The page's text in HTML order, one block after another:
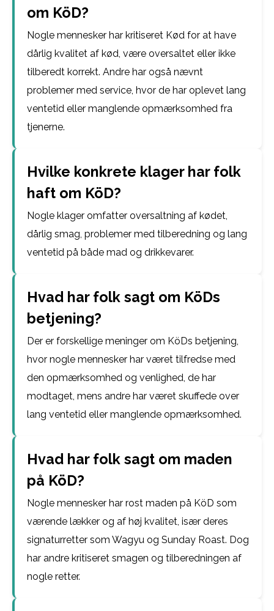
om KöD?
Nogle mennesker har kritiseret Kød for at have
dårlig kvalitet af kød, være oversaltet eller ikke
tilberedt korrekt. Andre har også nævnt
problemer med service, hvor de har oplevet lang
ventetid eller manglende opmærksomhed fra
tjenerne.
Hvilke konkrete klager har folk
haft om KöD?
Nogle klager omfatter oversaltning af kødet,
dårlig smag, problemer med tilberedning og lang
ventetid på både mad og drikkevarer.
Hvad har folk sagt om KöDs
betjening?
Der er forskellige meninger om KöDs betjening,
hvor nogle mennesker har været tilfredse med
den opmærksomhed og venlighed, de har
modtaget, mens andre har været skuffede over
lang ventetid eller manglende opmærksomhed.
Hvad har folk sagt om maden
på KöD?
Nogle mennesker har rost maden på KöD som
værende lækker og af høj kvalitet, især deres
signaturretter som Wagyu og Sunday Roast. Dog
har andre kritiseret smagen og tilberedningen af
nogle retter.